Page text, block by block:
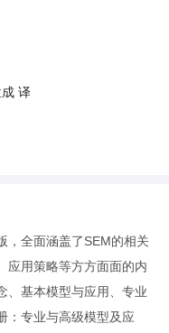
译
，全面涵盖了SEM的相关
应用策略等方方面面的内
、基本模型与应用、专业
：专业与高级模型及应